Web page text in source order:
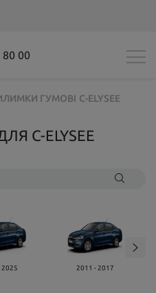
80 00
ГУМОВІ C-ELYSEE
C-ELYSEE
2025 2011 - 2017